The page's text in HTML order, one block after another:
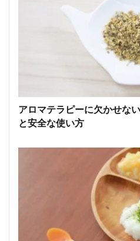
アロマテラピーに欠かせな
と安全な使い方